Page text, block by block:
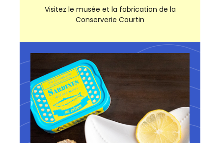
Visitez le musée et la fabrication de la
Conserverie Courtin